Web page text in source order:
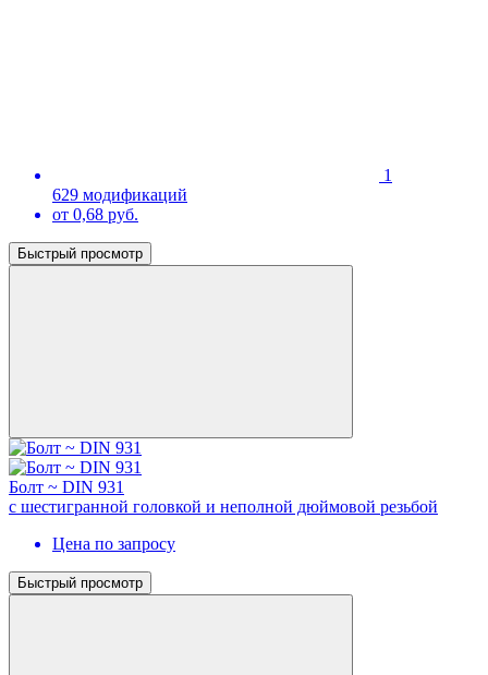
1
629 модификаций
от 0,68 руб.
Быстрый просмотр
Болт ~ DIN 931
с шестигранной головкой и неполной дюймовой резьбой
Цена по запросу
Быстрый просмотр